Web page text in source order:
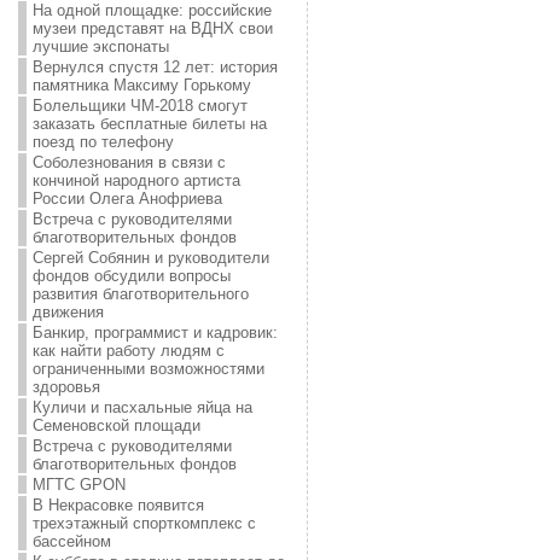
На одной площадке: российские
музеи представят на ВДНХ свои
лучшие экспонаты
Вернулся спустя 12 лет: история
памятника Максиму Горькому
Болельщики ЧМ-2018 смогут
заказать бесплатные билеты на
поезд по телефону
Соболезнования в связи с
кончиной народного артиста
России Олега Анофриева
Встреча с руководителями
благотворительных фондов
Сергей Собянин и руководители
фондов обсудили вопросы
развития благотворительного
движения
Банкир, программист и кадровик:
как найти работу людям с
ограниченными возможностями
здоровья
Куличи и пасхальные яйца на
Семеновской площади
Встреча с руководителями
благотворительных фондов
МГТС GPON
В Некрасовке появится
трехэтажный спорткомплекс с
бассейном